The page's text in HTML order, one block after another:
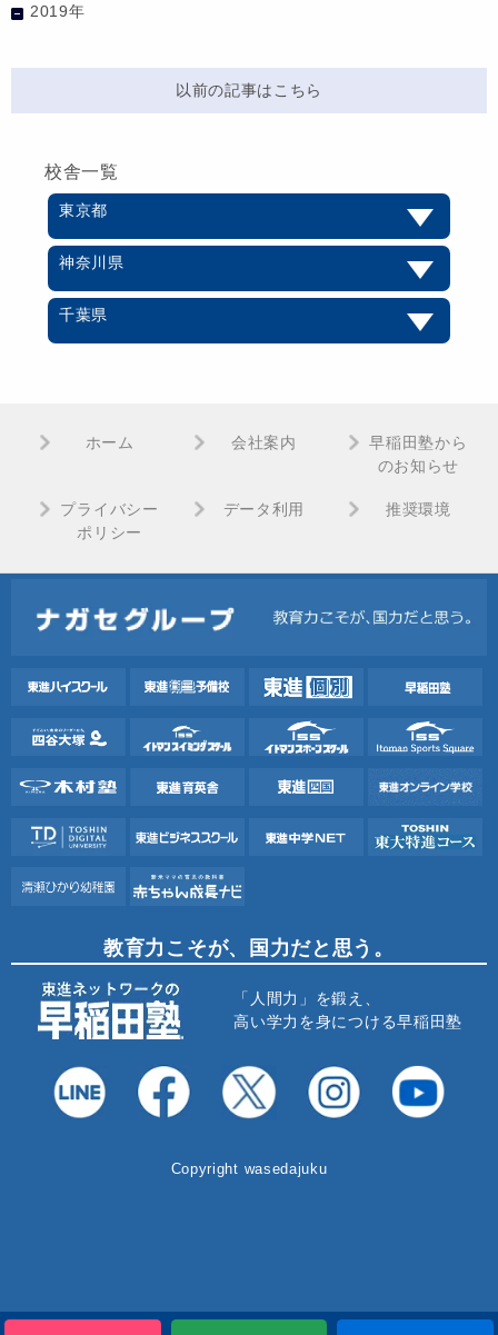
2019年
以前の記事はこちら
校舎一覧
東京都
神奈川県
千葉県
ホーム 会社案内
早稲田塾から
のお知らせ
プライバシー
ポリシー
データ利用 推奨環境
教育力こそが、国力だと思う。
「人間力」を鍛え、
高い学力を身につける早稲田塾
Copyright wasedajuku